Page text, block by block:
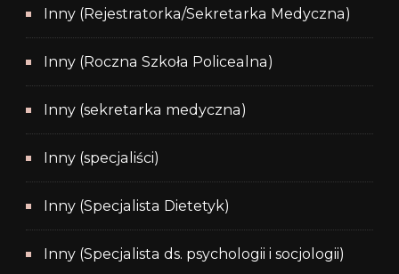
Inny (Rejestratorka/Sekretarka Medyczna)
Inny (Roczna Szkoła Policealna)
Inny (sekretarka medyczna)
Inny (specjaliści)
Inny (Specjalista Dietetyk)
Inny (Specjalista ds. psychologii i socjologii)